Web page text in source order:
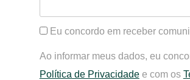
Eu concordo em receber
Ao informar meus dados, eu
Política de Privacidadee com os